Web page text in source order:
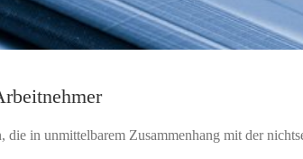
die in unmittelbarem Zusammenhang mit der